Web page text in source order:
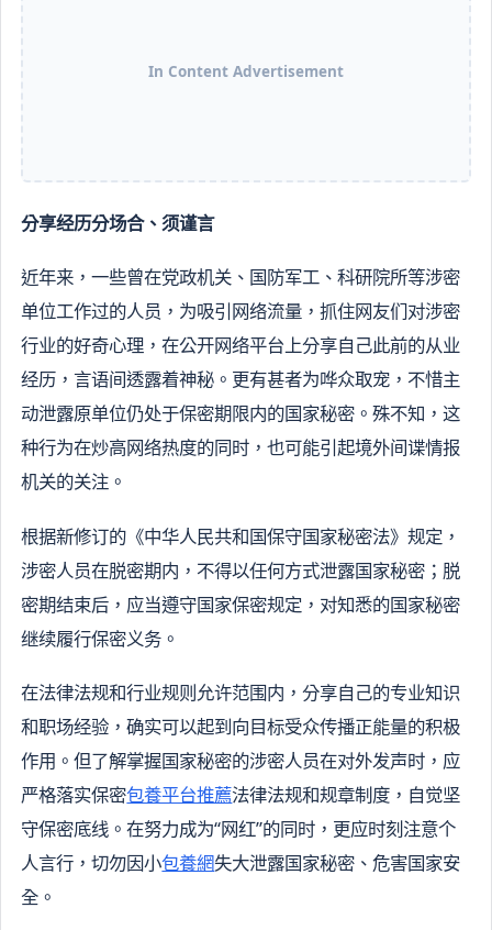
In Content Advertisement
分享经历分场合、须谨言
近年来，一些曾在党政机关、国防军工、科研院所等涉密
单位工作过的人员，为吸引网络流量，抓住网友们对涉密
行业的好奇心理，在公开网络平台上分享自己此前的从业
经历，言语间透露着神秘。更有甚者为哗众取宠，不惜主
动泄露原单位仍处于保密期限内的国家秘密。殊不知，这
种行为在炒高网络热度的同时，也可能引起境外间谍情报
机关的关注。
根据新修订的《中华人民共和国保守国家秘密法》规定，
涉密人员在脱密期内，不得以任何方式泄露国家秘密；脱
密期结束后，应当遵守国家保密规定，对知悉的国家秘密
继续履行保密义务。
在法律法规和行业规则允许范围内，分享自己的专业知识
和职场经验，确实可以起到向目标受众传播正能量的积极
作用。但了解掌握国家秘密的涉密人员在对外发声时，应
严格落实保密包養平台推薦法律法规和规章制度，自觉坚
守保密底线。在努力成为“网红”的同时，更应时刻注意个
人言行，切勿因小包養網失大泄露国家秘密、危害国家安
全。